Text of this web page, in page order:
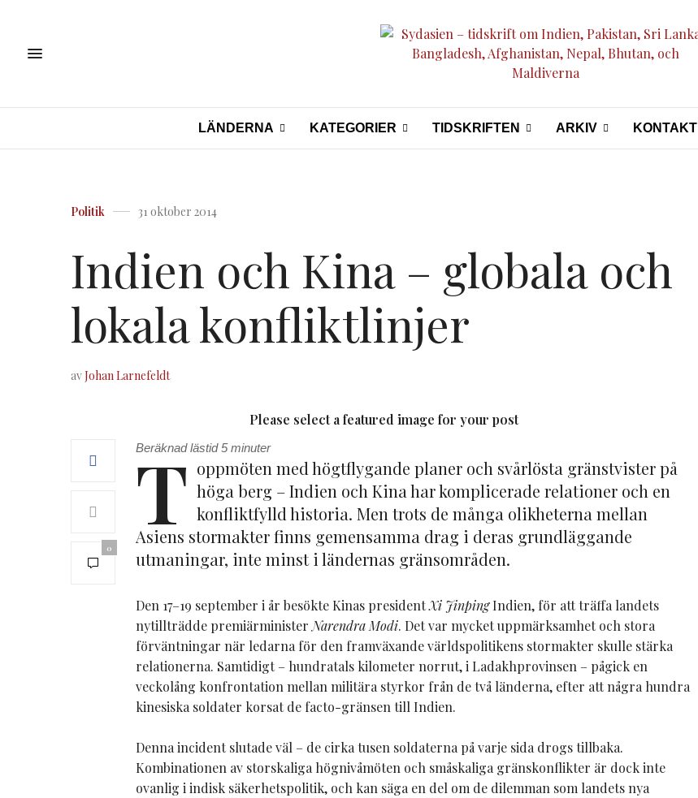
LÄNDERNA KATEGORIER TIDSKRIFTEN ARKIV KONTAKT
Politik 31 oktober 2014
Indien och Kina – globala och
lokala konfliktlinjer
avJohan Larnefeldt
Please select a featured image for your post
0
Beräknad lästid5minuter
T oppmöten med högtflygande planer och svårlösta gränstvister på
höga berg – Indien och Kina har komplicerade relationer och en
konfliktfylld historia. Men trots de många olikheterna mellan
Asiens stormakter finns gemensamma drag i deras grundläggande
utmaningar, inte minst i ländernas gränsområden.
Den 17–19 september i år besökte Kinas presidentXi JinpingIndien, för att träffa landets
nytillträdde premiärministerNarendra Modi. Det var mycket uppmärksamhet och stora
förväntningar när ledarna för den framväxande världspolitikens stormakter skulle stärka
relationerna. Samtidigt – hundratals kilometer norrut, i Ladakhprovinsen – pågick en
veckolång konfrontation mellan militära styrkor från de två länderna, efter att några hundra
kinesiska soldater korsat de facto-gränsen till Indien.
Denna incident slutade väl – de cirka tusen soldaterna på varje sida drogs tillbaka.
Kombinationen av storskaliga högnivåmöten och småskaliga gränskonflikter är dock inte
ovanlig i indisk säkerhetspolitik, och kan säga en del om de dilemman som landets nya